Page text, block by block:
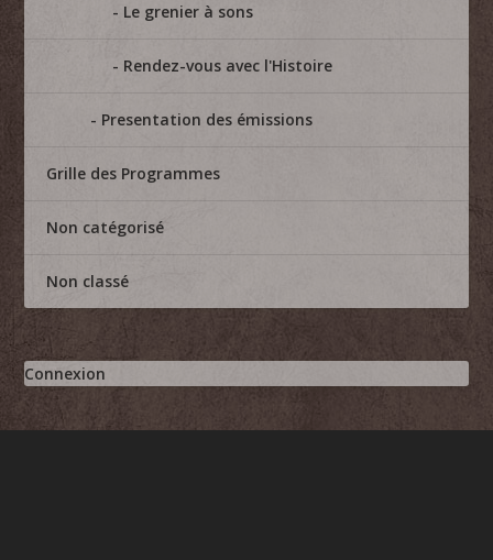
Le grenier à sons
Rendez-vous avec l'Histoire
Presentation des émissions
Grille des Programmes
Non catégorisé
Non classé
Connexion